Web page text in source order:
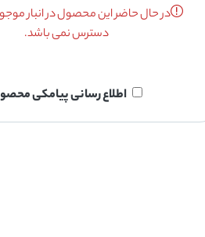
در حال حاضر این محصول در انبار
دسترس نمی باشد.
اطلاع رسانی پیامکی